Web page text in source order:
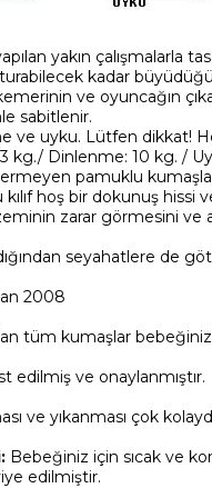
yakın çalışmalarla
kadar
ve oyuncağın
sabitlenir.
ve uyku. Lütfen dikkat!
kg./ Dinlenme: 10 kg. /
pamuklu
hoş bir dokunuş hissi
zarar görmesini ve
seyahatlere de
2008
tüm kumaşlar
edilmiş ve onaylanmıştır.
ve yıkanması çok
Bebeğiniz için sıcak ve
edilmiştir.